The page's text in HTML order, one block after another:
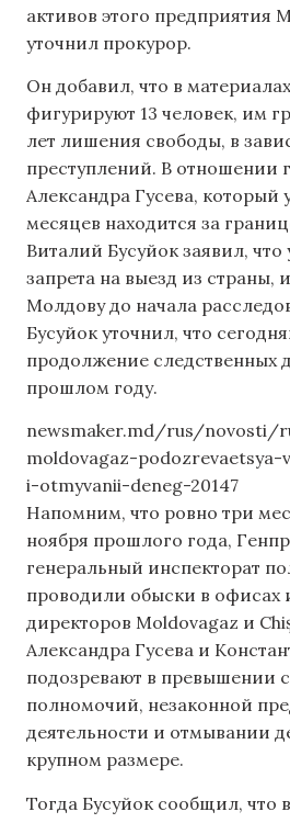
активов этого предприятия
уточнил прокурор.
Он добавил, что в
фигурируют 13 человек, им
лет лишения свободы, в
преступлений. В отношении
Александра Гусева, который
месяцев находится за
Виталий Бусуйок заявил, что
запрета на выезд из страны,
Молдову до начала
Бусуйок уточнил, что
продолжение следственных
прошлом году.
newsmaker.md/rus/novosti/
moldovagaz-podozrevaetsya-
i-otmyvanii-deneg-20147
Напомним, что ровно три
ноября прошлого года,
генеральный инспекторат
проводили обыски в офисах
директоров Moldovagaz и
Александра Гусева и
подозревают в превышении
полномочий, незаконной
деятельности и отмывании
крупном размере.
Тогда Бусуйок сообщил, что